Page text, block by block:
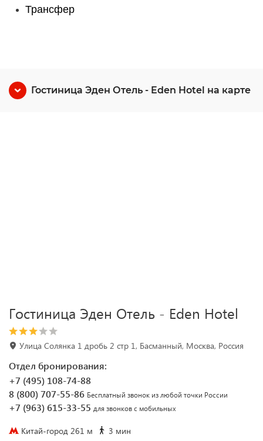
Трансфер
Гостиница Эден Отель - Eden Hotel на карте
Гостиница Эден Отель - Eden Hotel
Улица Солянка 1 дробь 2 стр 1, Басманный, Москва, Россия
Отдел бронирования:
+7 (495) 108-74-88
8 (800) 707-55-86 Бесплатный звонок из любой точки России
+7 (963) 615-33-55 для звонков с мобильных
Китай-город 261 м
3 мин